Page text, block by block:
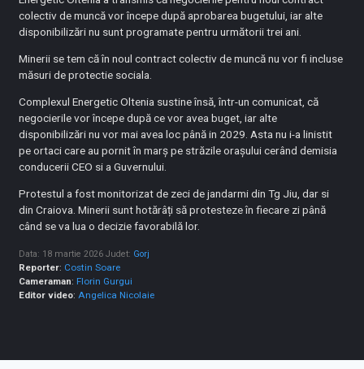
colectiv de muncă vor începe după aprobarea bugetului, iar alte
disponibilizări nu sunt programate pentru următorii trei ani.
Minerii se tem că în noul contract colectiv de muncă nu vor fi incluse
măsuri de protectie sociala.
Complexul Energetic Oltenia sustine însă, într-un comunicat, că
negocierile vor începe după ce vor avea buget, iar alte
disponibilizări nu vor mai avea loc până in 2029. Asta nu i-a linistit
pe ortaci care au pornit în marş pe străzile orașului cerând demisia
conducerii CEO si a Guvernului.
Protestul a fost monitorizat de zeci de jandarmi din Tg Jiu, dar si
din Craiova. Minerii sunt hotărâți să protesteze în fiecare zi până
când se va lua o decizie favorabilă lor.
Data: 18 martie 2026 Judet: Gorj
Reporter: Costin Soare
Cameraman: Florin Gurgui
Editor video:Angelica Nicolaie